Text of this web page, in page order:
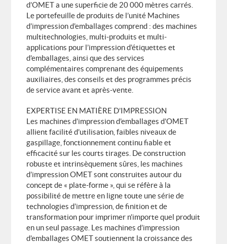
d’OMET a une superficie de 20 000 mètres carrés.
Le portefeuille de produits de l’unité Machines
d’impression d’emballages comprend : des machines
multitechnologies, multi-produits et multi-
applications pour l’impression d’étiquettes et
d’emballages, ainsi que des services
complémentaires comprenant des équipements
auxiliaires, des conseils et des programmes précis
de service avant et après-vente.
EXPERTISE EN MATIÈRE D’IMPRESSION
Les machines d’impression d’emballages d’OMET
allient facilité d’utilisation, faibles niveaux de
gaspillage, fonctionnement continu fiable et
efficacité sur les courts tirages. De construction
robuste et intrinsèquement sûres, les machines
d’impression OMET sont construites autour du
concept de « plate-forme », qui se réfère à la
possibilité de mettre en ligne toute une série de
technologies d’impression, de finition et de
transformation pour imprimer n’importe quel produit
en un seul passage. Les machines d’impression
d’emballages OMET soutiennent la croissance des